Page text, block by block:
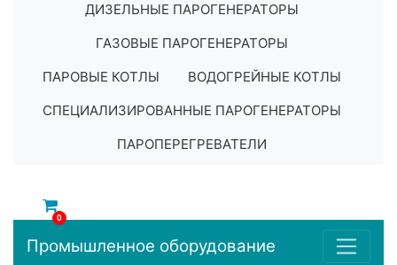
ДИЗЕЛЬНЫЕ ПАРОГЕНЕРАТОРЫ
ГАЗОВЫЕ ПАРОГЕНЕРАТОРЫ
ПАРОВЫЕ КОТЛЫ
ВОДОГРЕЙНЫЕ КОТЛЫ
СПЕЦИАЛИЗИРОВАННЫЕ ПАРОГЕНЕРАТОРЫ
ПАРОПЕРЕГРЕВАТЕЛИ
0
Промышленное оборудование